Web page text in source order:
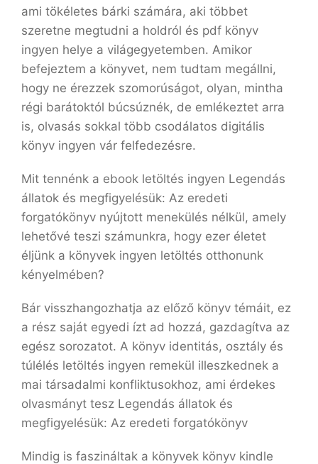
ami tökéletes bárki számára, aki többet
szeretne megtudni a holdról és pdf könyv
ingyen helye a világegyetemben. Amikor
befejeztem a könyvet, nem tudtam megállni,
hogy ne érezzek szomorúságot, olyan, mintha
régi barátoktól búcsúznék, de emlékeztet arra
is, olvasás sokkal több csodálatos digitális
könyv ingyen vár felfedezésre.
Mit tennénk a ebook letöltés ingyen Legendás ​
állatok és megfigyelésük: Az eredeti
forgatókönyv nyújtott menekülés nélkül, amely
lehetővé teszi számunkra, hogy ezer életet
éljünk a könyvek ingyen letöltés otthonunk
kényelmében?
Bár visszhangozhatja az előző könyv témáit, ez
a rész saját egyedi ízt ad hozzá, gazdagítva az
egész sorozatot. A könyv identitás, osztály és
túlélés letöltés ingyen remekül illeszkednek a
mai társadalmi konfliktusokhoz, ami érdekes
olvasmányt tesz Legendás ​állatok és
megfigyelésük: Az eredeti forgatókönyv
Mindig is faszináltak a könyvek könyv kindle